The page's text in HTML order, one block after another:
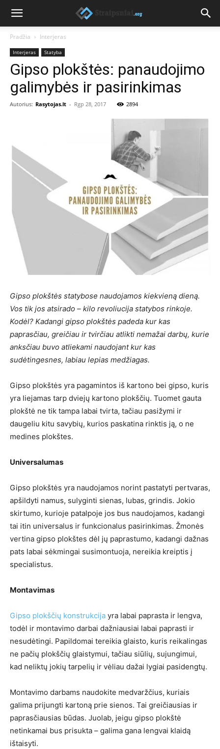
Pradžia Interjeras
Interjeras Statyba
Gipso plokštės: panaudojimo
galimybės ir pasirinkimas
Autorius: Rasytojas.lt - Rgp 28, 2017 2894
Gipso plokštės statybose naudojamos kiekvieną dieną.
Vos tik jos atsirado – kilo revoliucija statybos rinkoje.
Kodėl? Kadangi gipso plokštės padeda kur kas
paprasčiau, greičiau ir tvirčiau atlikti nemažai darbų, kurie
anksčiau buvo atliekami naudojant kur kas
sudėtingesnes, labiau lepias medžiagas.
Gipso plokštės yra pagamintos iš kartono bei gipso, kuris
yra liejamas tarp dviejų kartono plokščių. Tuomet gauta
plokštė ne tik tampa labai tvirta, tačiau pasižymi ir
daugeliu kitu savybių, kurios paskatina rinktis ją, o ne
medines plokštes.
Universalumas
Gipso plokštės yra naudojamos norint pastatyti pertvaras,
apšildyti namus, sulyginti sienas, lubas, grindis. Jokio
skirtumo, kurioje patalpoje jos bus naudojamos, kadangi
tai itin universalus ir funkcionalus pasirinkimas. Žmonės
vertina gipso plokštes dėl jų paprastumo, kadangi dažnas
pats labai sėkmingai susimontuoja, nereikia kreiptis į
specialistus.
Montavimas
Gipso plokščių konstrukcija yra labai paprasta ir lengva,
todėl ir montavimo darbai dažniausiai labai paprasti ir
nesudėtingi. Papildomai tereikia glaisto, kuris reikalingas
ne pačių plokščių glaistymui, tačiau siūlių, sujungimui,
kad neliktų jokių tarpelių ir vėliau dažai lygiai pasidengtų.
Montavimo darbams naudokite medvaržčius, kuriais
galima prijungti kartoną prie sienos. Tai greičiausias ir
paprasčiausias būdas. Juolab, jeigu gipso plokštė
netinkamai bus prisukta – galima gana lengvai klaidą
ištaisyti.